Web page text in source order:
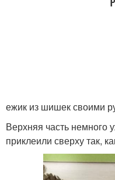
ежик из шишек своими
Верхняя часть немного
приклеили сверху так,